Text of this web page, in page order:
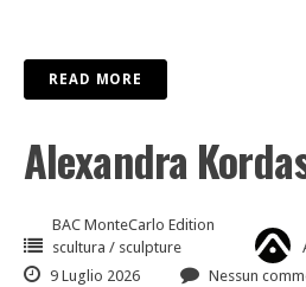
READ MORE
Alexandra
BAC MonteCarlo Edition
scultura / sculpture
9 Luglio 2026
Nessun